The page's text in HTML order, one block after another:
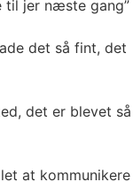
til jer næste gang”
det så fint, det
det er blevet så
at kommunikere